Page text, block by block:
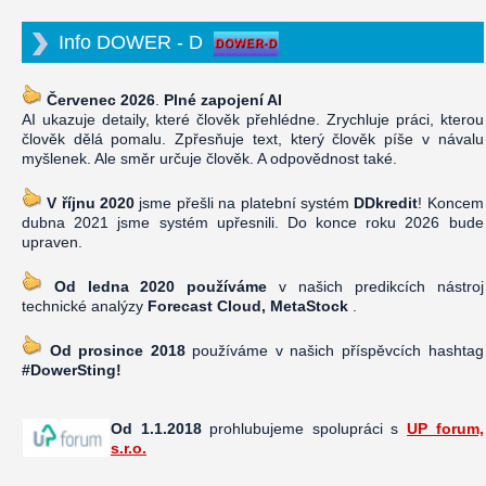
Info DOWER - D
Červenec 2026 Plné zapojení AI
AI ukazuje detaily, které člověk přehlédne. Zrychluje práci, kterou
člověk dělá pomalu. Zpřesňuje text, který člověk píše v návalu
myšlenek. Ale směr určuje člověk. A odpovědnost také.
V říjnu 2020 jsme přešli na platební systém DDkredit! Koncem
dubna 2021 jsme systém upřesnili. Do konce roku 2026 bude
upraven.
Od ledna 2020 používáme v našich predikcích nástroj
technické analýzy Forecast Cloud, MetaStock
Od prosince 2018používáme v našich příspěvcích hashtag
#DowerSting!
Od 1.1.2018prohlubujeme spolupráci sUP forum,
s.r.o.